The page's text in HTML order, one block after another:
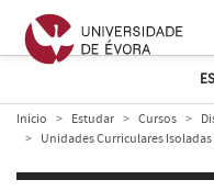
Início Estudar Cursos
Unidades Curriculares Isoladas